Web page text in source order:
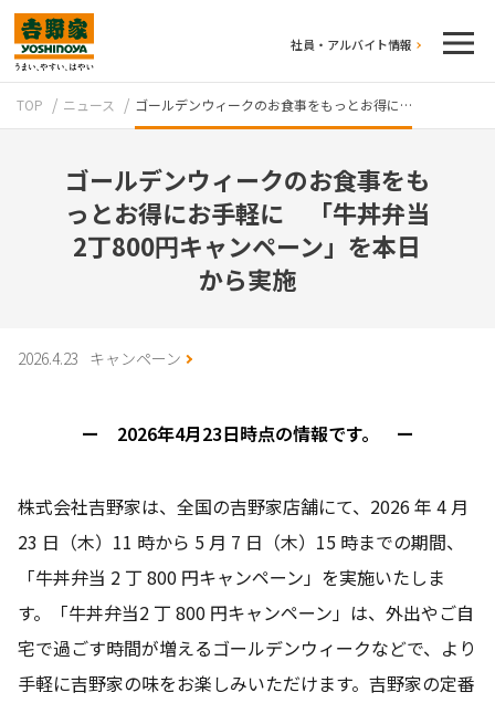
社員・アルバイト情報
TOP ニュース ゴールデンウィークのお食事をもっとお得に…
ゴールデンウィークのお食事をも
っとお得にお手軽に 「牛丼弁当
2丁800円キャンペーン」を本日
から実施
2026.4.23 キャンペーン
ー 2026年4月23日時点の情報です。 ー
株式会社吉野家は、全国の吉野家店舗にて、2026 年 4 月
23 日（木）11 時から 5 月 7 日（木）15 時までの期間、
「牛丼弁当 2 丁 800 円キャンペーン」を実施いたしま
す。「牛丼弁当2 丁 800 円キャンペーン」は、外出やご自
宅で過ごす時間が増えるゴールデンウィークなどで、より
手軽に吉野家の味をお楽しみいただけます。吉野家の定番